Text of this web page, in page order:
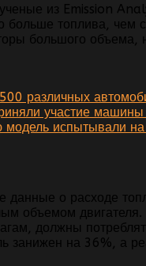
из Emission
больше топлива, чем
большого
различных
участие машины
испытывали
данные о расходе
объемом
должны
занижен на 36%, а